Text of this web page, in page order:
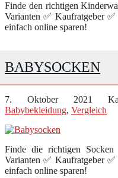
Finde den richtigen
Varianten ✅ Kaufratgeber
einfach online sparen!
BABYSOCKEN
7. Oktober 2021
Babybekleidung, Vergleich
Finde die richtigen
Varianten ✅ Kaufratgeber
einfach online sparen!